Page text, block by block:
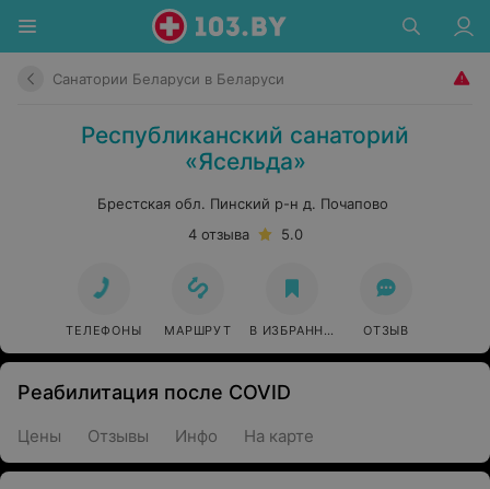
Санатории Беларуси в Беларуси
Республиканский санаторий
«Ясельда»
Брестская обл. Пинский р-н д. Почапово
4 отзыва
5.0
ТЕЛЕФОНЫ МАРШРУТ В ИЗБРАННОЕ ОТЗЫВ
Реабилитация после COVID
Цены Отзывы Инфо На карте